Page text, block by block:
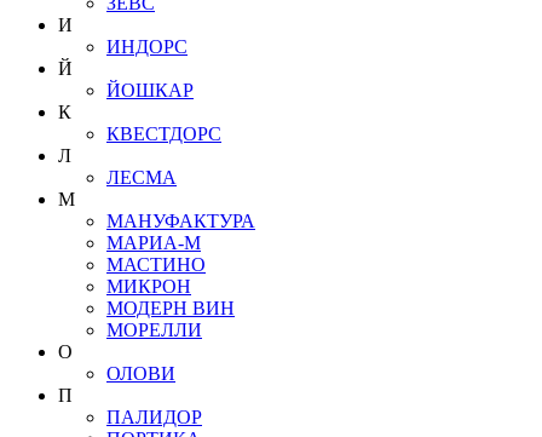
И
ИНДОРС
Й
ЙОШКАР
К
КВЕСТДОРС
Л
ЛЕСМА
М
МАНУФАКТУРА
МАРИА-М
МАСТИНО
МИКРОН
МОДЕРН ВИН
МОРЕЛЛИ
О
ОЛОВИ
П
ПАЛИДОР